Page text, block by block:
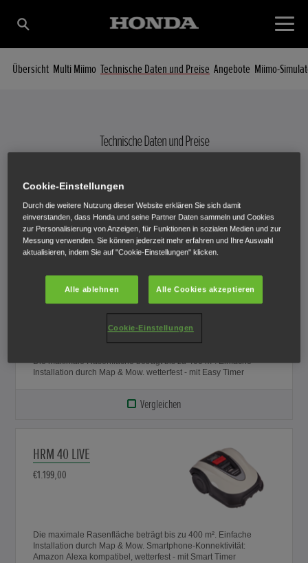
Übersicht Multi Miimo Technische Daten und Preise Angebote Miimo-
Technische Daten und Preise
HRM 40
€999,00
Die maximale Rasenfläche beträgt bis zu 400 m². Einfache
Installation durch Map & Mow. wetterfest - mit Easy Timer
Vergleichen
HRM 40 LIVE
€1.199,00
Die maximale Rasenfläche beträgt bis zu 400 m². Einfache
Installation durch Map & Mow. Smartphone-Konnektivität:
Amazon Alexa kompatibel, wetterfest - mit Smart Timer
Cookie-Einstellungen
Durch die weitere Nutzung dieser Website erklären Sie sich damit
einverstanden, dass Honda und seine Partner Daten sammeln und Cookies
zur Personalisierung von Anzeigen, für Funktionen in sozialen Medien und zur
Messung verwenden. Sie können jederzeit mehr erfahren und Ihre Auswahl
aktualisieren, indem Sie auf "Cookie-Einstellungen" klicken.
Alle ablehnen Alle Cookies akzeptieren
Cookie-Einstellungen